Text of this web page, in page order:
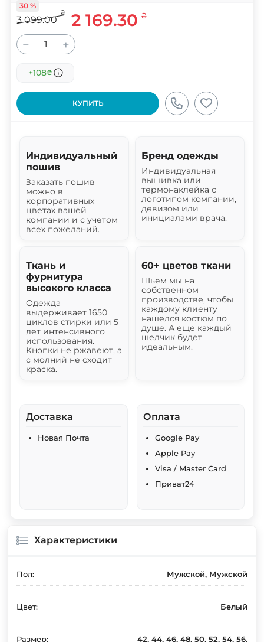
3 099.00
₴ 2 169.30 ₴
30 %
− +
+108₴
КУПИТЬ
Индивидуальный
пошив
Заказать пошив
можно в
корпоративных
цветах вашей
компании и с учетом
всех пожеланий.
Бренд одежды
Индивидуальная
вышивка или
термонаклейка с
логотипом компании,
девизом или
инициалами врача.
Ткань и
фурнитура
высокого класса
Одежда
выдерживает 1650
циклов стирки или 5
лет интенсивного
использования.
Кнопки не ржавеют, а
с молний не сходит
краска.
60+ цветов ткани
Шьем мы на
собственном
производстве, чтобы
каждому клиенту
нашелся костюм по
душе. А еще каждый
шелчик будет
идеальным.
Доставка
Новая Почта
Оплата
Google Pay
Apple Pay
Visa / Master Card
Приват24
Характеристики
Пол: Мужской, Мужской
Цвет: Белый
Размер: 42, 44, 46, 48, 50, 52, 54, 56,